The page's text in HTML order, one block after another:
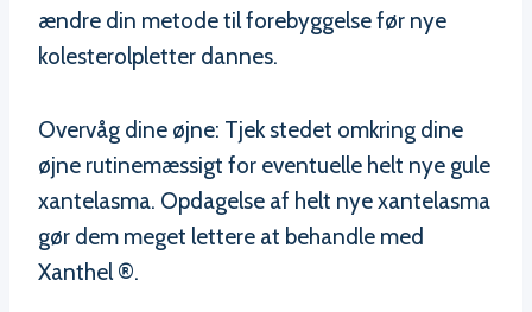
ændre din metode til forebyggelse før nye
kolesterolpletter dannes.
Overvåg dine øjne: Tjek stedet omkring dine
øjne rutinemæssigt for eventuelle helt nye gule
xantelasma. Opdagelse af helt nye xantelasma
gør dem meget lettere at behandle med
Xanthel ®.